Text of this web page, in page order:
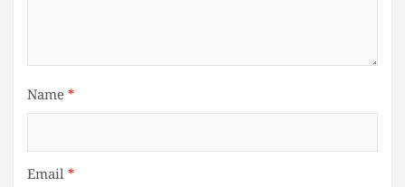
Name*
Email*